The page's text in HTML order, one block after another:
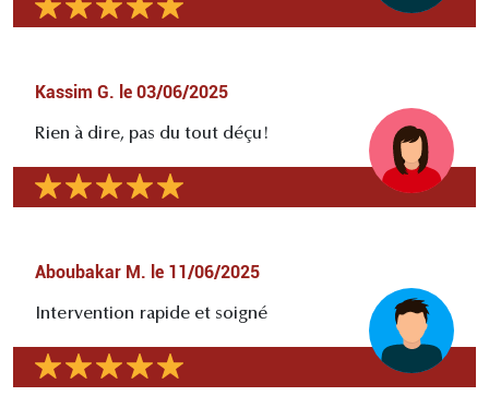
Kassim G. le 03/06/2025
Rien à dire, pas du tout déçu!
Aboubakar M. le 11/06/2025
Intervention rapide et soigné